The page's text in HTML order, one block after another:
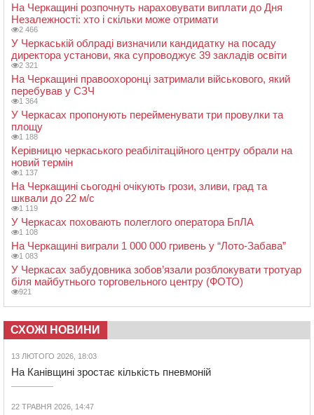
На Черкащині розпочнуть нараховувати виплати до Дня
Незалежності: хто і скільки може отримати
2 466
У Черкаській облраді визначили кандидатку на посаду
директора установи, яка супроводжує 39 закладів освіти
2 321
На Черкащині правоохоронці затримали військового, який
перебував у СЗЧ
1 364
У Черкасах пропонують перейменувати три провулки та
площу
1 188
Керівницю черкаського реабілітаційного центру обрали на
новий термін
1 137
На Черкащині сьогодні очікують грози, зливи, град та
шквали до 22 м/с
1 119
У Черкасах поховають полеглого оператора БпЛА
1 108
На Черкащині виграли 1 000 000 гривень у “Лото-Забава”
1 083
У Черкасах забудовника зобов’язали розблокувати тротуар
біля майбутнього торговельного центру (ФОТО)
921
СХОЖІ НОВИНИ
13 ЛЮТОГО 2026, 18:03
На Канівщині зростає кількість пневмоній
22 ТРАВНЯ 2026, 14:47